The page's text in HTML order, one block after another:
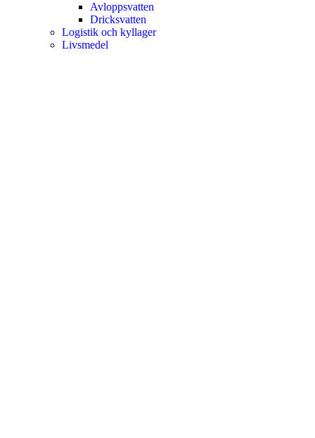
Avloppsvatten
Dricksvatten
Logistik och kyllager
Livsmedel